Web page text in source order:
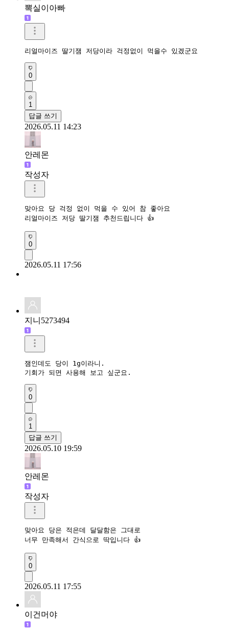
뽁실이아빠
리얼마이즈 딸기잼 저당이라 걱정없이 먹을수 있겠군요
0
1
답글 쓰기
2026.05.11 14:23
안레몬
작성자
맞아요 당 걱정 없이 먹을 수 있어 참 좋아요
리얼마이즈 저당 딸기잼 추천드립니다 👍
0
2026.05.11 17:56
지니5273494
잼인데도 당이 1g이라니.
기회가 되면 사용해 보고 싶군요.
0
1
답글 쓰기
2026.05.10 19:59
안레몬
작성자
맞아요 당은 적은데 달달함은 그대로
너무 만족해서 간식으로 딱입니다 👍
0
2026.05.11 17:55
이건머야